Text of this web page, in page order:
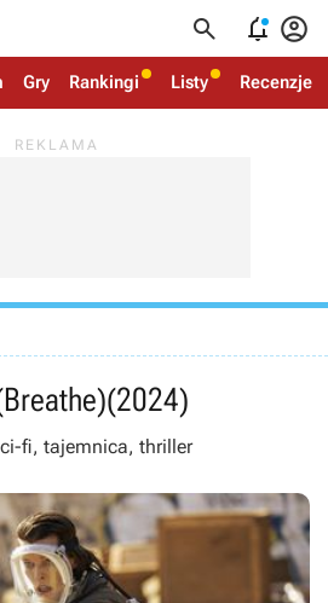
  
Gry Rankingi Listy Recenzje
(2024)
fi, tajemnica, thriller